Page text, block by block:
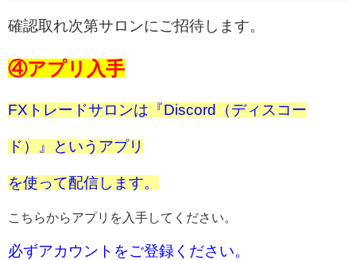
確認取れ次第サロンにご招待します。
④アプリ入手
FXトレードサロンは『Discord（ディスコー
ド）』というアプリ
を使って配信します。
こちらからアプリを入手してください。
必ずアカウントをご登録ください。